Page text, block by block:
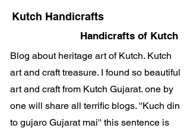
Kutch Handicrafts
Handicrafts of Kutch
Blog about heritage art of Kutch. Kutch
art and craft treasure. I found so beautiful
art and craft from Kutch Gujarat. one by
one will share all terrific blogs. ''Kuch din
to gujaro Gujarat mai'' this sentence is